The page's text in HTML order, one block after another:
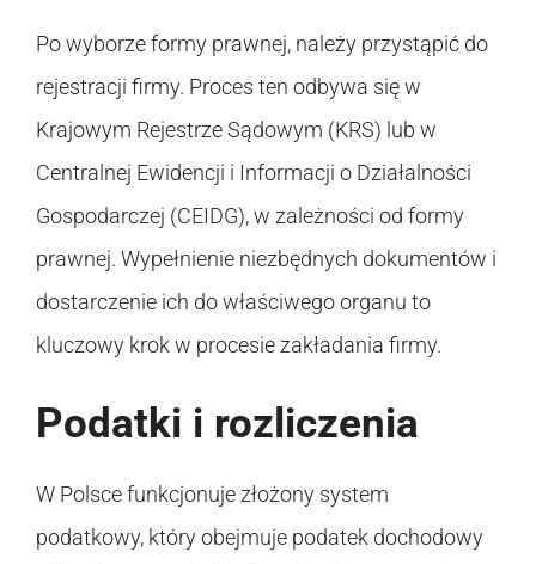
Po wyborze formy prawnej, należy przystąpić do
rejestracji firmy. Proces ten odbywa się w
Krajowym Rejestrze Sądowym (KRS) lub w
Centralnej Ewidencji i Informacji o Działalności
Gospodarczej (CEIDG), w zależności od formy
prawnej. Wypełnienie niezbędnych dokumentów i
dostarczenie ich do właściwego organu to
kluczowy krok w procesie zakładania firmy.
Podatki i rozliczenia
W Polsce funkcjonuje złożony system
podatkowy, który obejmuje podatek dochodowy